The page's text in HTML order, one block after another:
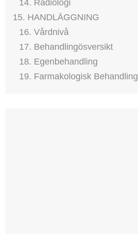
14. Radiologi
15. HANDLÄGGNING
16. Vårdnivå
17. Behandlingösversikt
18. Egenbehandling
19. Farmakologisk Behandling